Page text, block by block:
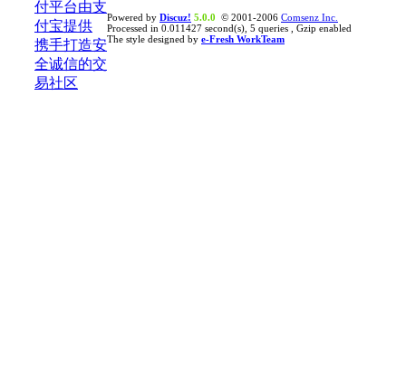
Powered by Discuz! 5.0.0 © 2001-2006 Comsenz Inc.
Processed in 0.011427 second(s), 5 queries , Gzip enabled
The style designed by e-Fresh WorkTeam